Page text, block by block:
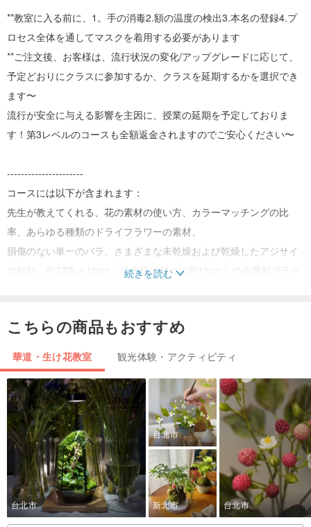
**教室に入る前に、1。手の消毒2.額の温度の検出3.本名の登録4.プ
ロセス全体を通してマスクを着用する必要があります
**ご注文後、お客様は、流行状況の変化/アップグレードに応じて、
予定どおりにクラスに参加するか、クラスを延期するかを選択でき
ます〜
流行が安全に与える影響を主因に、授業の延期を予定しておりま
す！第3レベルのコースも全額返金されますのでご安心ください〜
----------------------
コースには以下が含まれます：
先生が教えてくれる、花の素材の使い方、カラーマッチングの比
率、あらゆる種類のドライフラワーの素材、
損傷のない単一のバラ、さまざまな未乾燥および乾燥したアジサイ
の材料、約77 高さ15cm（最大幅は斜めに約11cm）の金属製ブラケ
トセレクションは、主にスタジオが提供します。
※先生が事前に準備できるように、希望の色をメモしておくことがで
きます。
※その場で小さなバラを購入できます！追加購入が必要な場合は、授
業前に先生に聞いてください〜
（花の素材は、主にその日のカラーシステムと花の素材に基づい
て、クラスで交換される場合があります。花の素材が在庫切れの場
合は、同じ種類の花の素材が交換されます。教室は説明し、変化す
る）
物体：
続きを読む
こちらの商品もおすすめ
華道・生け花教室 観光体験・アクティビティ
台北市
台北市
新北市 台北市